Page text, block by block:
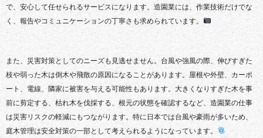
で、安心して任せられるサービスになります。造園業には、作業技術だけでな
く、報告やコミュニケーションの丁寧さも求められています。
また、災害対策としてのニーズも見逃せません。台風や強風の際、伸びすぎた
枝や弱った木は倒木や飛散の原因になることがあります。屋根や外壁、カーポ
ート、電線、隣家に被害を与える可能性もあります。大きくなりすぎた木を事
前に剪定する、枯れ木を伐採する、根元の状態を確認するなど、造園業の仕事
は災害リスクの軽減にもつながります。特に日本では台風や豪雨が多いため、
庭木管理は安全対策の一部として考えられるようになっています。